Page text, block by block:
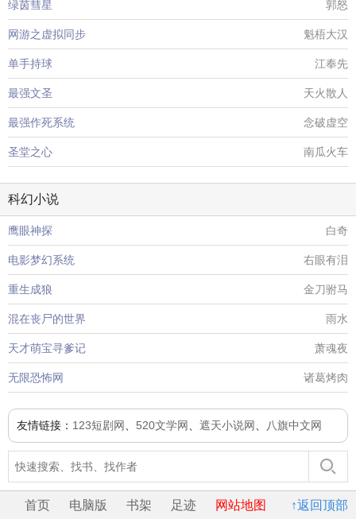
绿茵彗星 郭怒
网游之虚拟同步 魁梧大汉
单手持球 江奉先
最强文圣 天火散人
最强作死系统 念破虚空
圣堂之心 南瓜火车
科幻小说
鹰眼神探 白奇
电影梦幻系统 右眼有泪
重生成狼 金刀驸马
混在丧尸的世界 雨水
天才萌宝寻爹记 萧魂夜
无限恐怖网 诸葛烤肉
友情链接： 123短剧网 520文学网 遮天小说网 八旗中文网
↑返回顶部
首页 电脑版 书架 足迹 网站地图